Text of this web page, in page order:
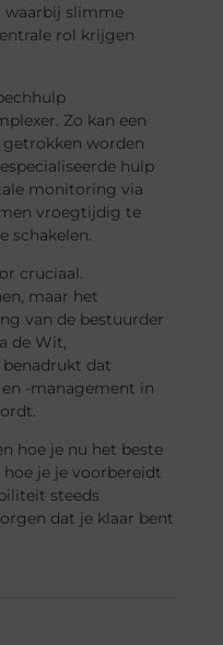
waarbij slimme
rol krijgen
Zo kan een
worden
hulp
monitoring via
vroegtijdig te
schakelen.
cruciaal.
maar het
van de bestuurder
de Wit,
dat
-management in
hoe je nu het beste
je je voorbereidt
steeds
dat je klaar bent